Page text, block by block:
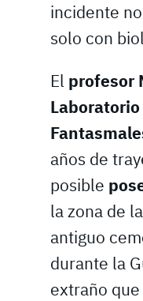
incidente
solo con
El profesor
años de
posible
la zona de
antiguo
durante la
extraño